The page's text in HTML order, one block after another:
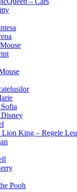
Disney
Lion King – Regele Leu
Pooh